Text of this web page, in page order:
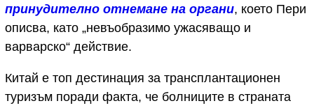
принудително отнемане на органи, което Пери
описва, като „невъобразимо ужасяващо и
варварско“ действие.
Китай е топ дестинация за трансплантационен
туризъм поради факта, че болниците в страната